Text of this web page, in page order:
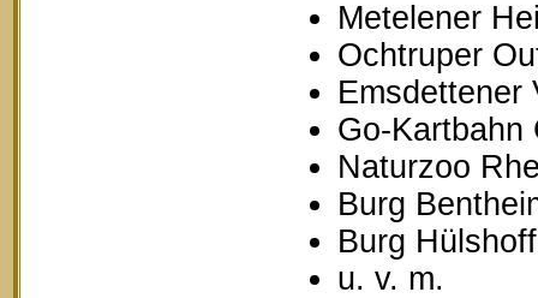
Metelener
Ochtruper
Emsdettener
Go-Kartbahn
Naturzoo
Burg
Burg
u. v. m.